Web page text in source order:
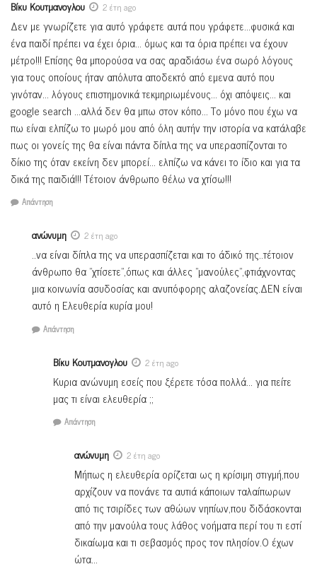
Βίκυ Κουτμανογλου 2 έτη ago
Δεν με γνωρίζετε για αυτό γράφετε αυτά που γράφετε…φυσικά και
ένα παιδί πρέπει να έχει όρια… όμως και τα όρια πρέπει να έχουν
μέτρο!!! Επίσης θα μπορούσα να σας αραδιάσω ένα σωρό λόγους
για τους οποίους ήταν απόλυτα αποδεκτό από εμενα αυτό που
γινόταν… λόγους επιστημονικά τεκμηριωμένους… όχι απόψεις… και
google search …αλλά δεν θα μπω στον κόπο… Το μόνο που έχω να
πω είναι ελπίζω το μωρό μου από όλη αυτήν την ιστορία να κατάλαβε
πως οι γονείς της θα είναι πάντα δίπλα της να υπερασπίζονται το
δίκιο της όταν εκείνη δεν μπορεί… ελπίζω να κάνει το ίδιο και για τα
δικά της παιδιά!!! Τέτοιον άνθρωπο θέλω να χτίσω!!!
Απάντηση
ανώνυμη 2 έτη ago
..να είναι δίπλα της να υπερασπίζεται και το άδικό της..τέτοιον
άνθρωπο θα ”χτίσετε”,όπως και άλλες ”μανούλες”,φτιάχνοντας
μια κοινωνία ασυδοσίας και ανυπόφορης αλαζονείας.ΔΕΝ είναι
αυτό η Ελευθερία κυρία μου!
Απάντηση
Βίκυ Κουτμανογλου 2 έτη ago
Κυρια ανώνυμη εσείς που ξέρετε τόσα πολλά… για πείτε
μας τι είναι ελευθερία ;;
Απάντηση
ανώνυμη 2 έτη ago
Μήπως η ελευθερία ορίζεται ως η κρίσιμη στιγμή,που
αρχίζουν να πονάνε τα αυτιά κάποιων ταλαίπωρων
από τις τσιρίδες των αθώων νηπίων,που διδάσκονται
από την μανούλα τους λάθος νοήματα περί του τι εστί
δικαίωμα και τι σεβασμός προς τον πλησίον.Ο έχων
ώτα…